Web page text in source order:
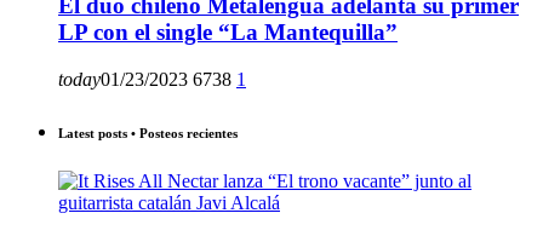
El dúo chileno Metalengua adelanta su primer
LP con el single “La Mantequilla”
today01/23/2023 6738 1
Latest posts • Posteos recientes